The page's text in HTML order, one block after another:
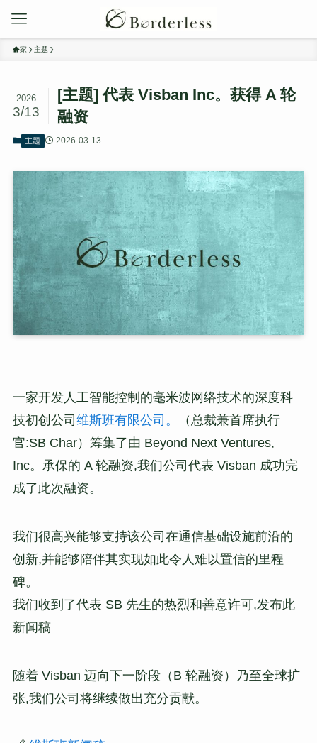
家 主题
[主题] 代表 Visban Inc。获得 A 轮
融资
2026
3/13
主题 2026-03-13
一家开发人工智能控制的毫米波网络技术的深度科
技初创公司 维斯班有限公司。
（总裁兼首席执行
官:SB Char）筹集了由 Beyond Next Ventures,
Inc。承保的 A 轮融资,我们公司代表 Visban 成功完
成了此次融资。
我们很高兴能够支持该公司在通信基础设施前沿的
创新,并能够陪伴其实现如此令人难以置信的里程
碑。
我们收到了代表 SB 先生的热烈和善意许可,发布此
新闻稿
随着 Visban 迈向下一阶段（B 轮融资）乃至全球扩
张,我们公司将继续做出充分贡献。